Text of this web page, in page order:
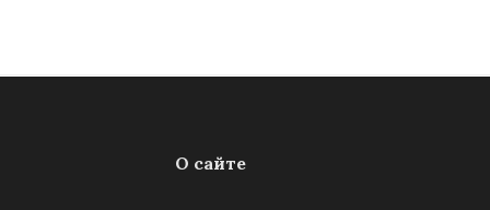
О сайте